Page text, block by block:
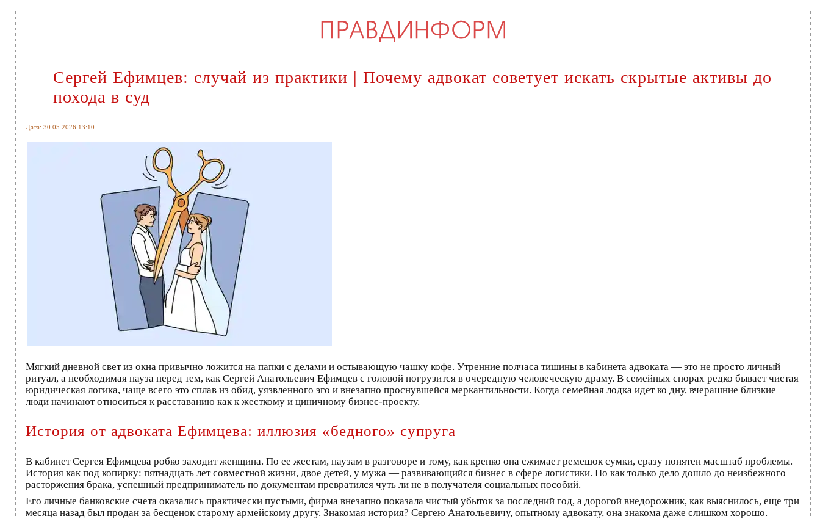
Сергей Ефимцев: случай из практики | Почему адвокат советует искать скрытые активы до
похода в суд
Дата: 30.05.2026 13:10
Мягкий дневной свет из окна привычно ложится на папки с делами и остывающую чашку кофе. Утренние полчаса тишины в кабинета адвоката — это не просто личный
ритуал, а необходимая пауза перед тем, как Сергей Анатольевич Ефимцев с головой погрузится в очередную человеческую драму. В семейных спорах редко бывает чистая
юридическая логика, чаще всего это сплав из обид, уязвленного эго и внезапно проснувшейся меркантильности. Когда семейная лодка идет ко дну, вчерашние близкие
люди начинают относиться к расставанию как к жесткому и циничному бизнес-проекту.
История от адвоката Ефимцева: иллюзия «бедного» супруга
В кабинет Сергея Ефимцева робко заходит женщина. По ее жестам, паузам в разговоре и тому, как крепко она сжимает ремешок сумки, сразу понятен масштаб проблемы.
История как под копирку: пятнадцать лет совместной жизни, двое детей, у мужа — развивающийся бизнес в сфере логистики. Но как только дело дошло до неизбежного
расторжения брака, успешный предприниматель по документам превратился чуть ли не в получателя социальных пособий.
Его личные банковские счета оказались практически пустыми, фирма внезапно показала чистый убыток за последний год, а дорогой внедорожник, как выяснилось, еще три
месяца назад был продан за бесценок старому армейскому другу. Знакомая история? Сергею Анатольевичу, опытному адвокату, она знакома даже слишком хорошо.